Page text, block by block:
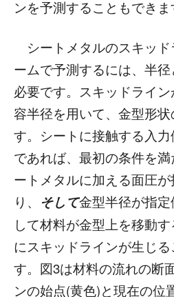
ンを予測することもできま
シートメタルのスキッド
ームで予測するには、半
必要です。スキッドライ
容半径を用いて、金型形
す。シートに接触する入
であれば、最初の条件を
ートメタルに加える面圧
り、
そして金型半径が指
して材料が金型上を移動
にスキッドラインが生じ
す。図3は材料の流れの断
ンの始点(黄色)と現在の位